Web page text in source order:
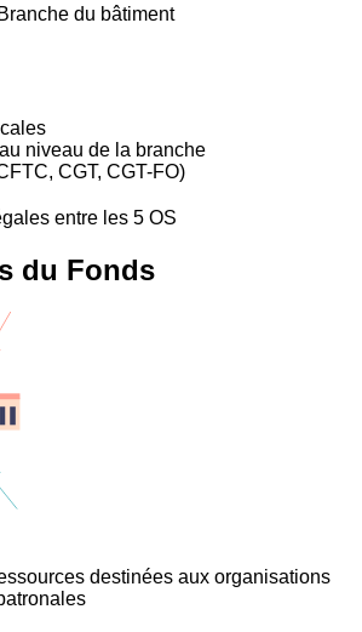
du bâtiment
niveau de la branche
CGT, CGT-FO)
entre les 5 OS
du Fonds
destinées aux organisations